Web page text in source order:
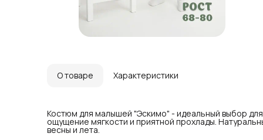
О товаре Характеристики
Костюм для малышей "Эскимо" - идеальный выбор
ощущение мягкости и приятной прохлады.
весны и лета.